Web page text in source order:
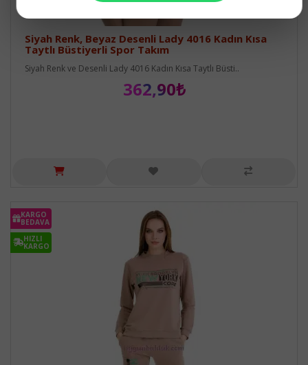
Siyah Renk, Beyaz Desenli Lady 4016 Kadın Kısa
Taytlı Büstiyerli Spor Takım
Siyah Renk ve Desenli Lady 4016 Kadın Kısa Taytlı Büsti..
362,90₺
KARGO
BEDAVA
HIZLI
KARGO